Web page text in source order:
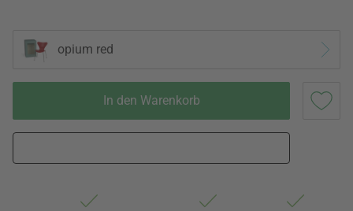
opium red
In den Warenkorb